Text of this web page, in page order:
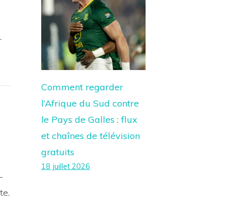
Comment regarder
l’Afrique du Sud contre
le Pays de Galles : flux
et chaînes de télévision
gratuits
18 juillet 2026